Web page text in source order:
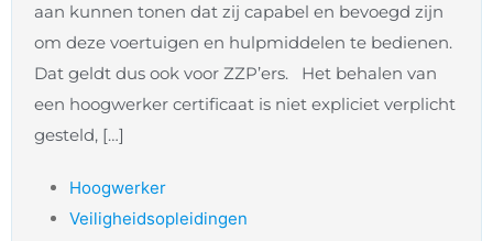
aan kunnen tonen dat zij capabel en bevoegd zijn
om deze voertuigen en hulpmiddelen te bedienen.
Dat geldt dus ook voor ZZP’ers. Het behalen van
een hoogwerker certificaat is niet expliciet verplicht
gesteld, […]
Hoogwerker
Veiligheidsopleidingen